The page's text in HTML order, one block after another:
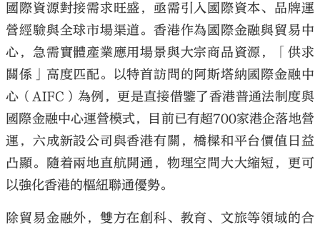
國際資源對接需求旺盛，亟需引入國際資本、品牌運
營經驗與全球市場渠道。香港作為國際金融與貿易中
心，急需實體產業應用場景與大宗商品資源，「供求
關係」高度匹配。以特首訪問的阿斯塔納國際金融中
心（AIFC）為例，更是直接借鑒了香港普通法制度與
國際金融中心運營模式，目前已有超700家港企落地營
運，六成新設公司與香港有關，橋樑和平台價值日益
凸顯。隨着兩地直航開通，物理空間大大縮短，更可
以強化香港的樞紐聯通優勢。
除貿易金融外，雙方在創科、教育、文旅等領域的合